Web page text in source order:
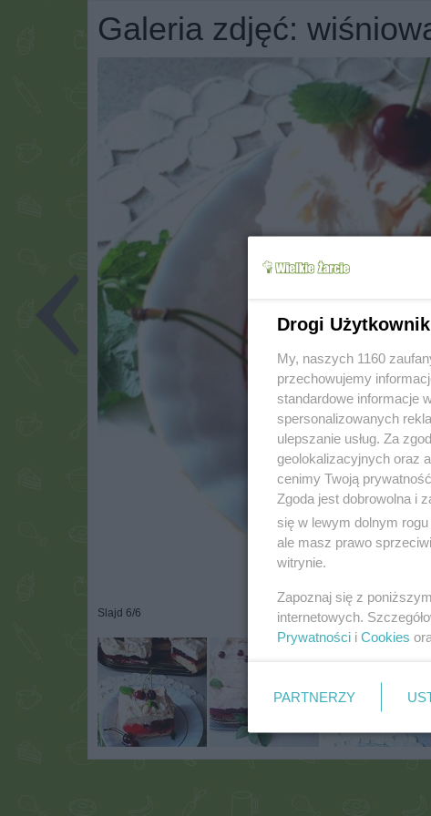
Galeria zdjęć:
Slajd 6/6
Drogi
My, naszych 1160
przechowujemy
standardowe informacje
spersonalizowanych
ulepszanie usług. Za
geolokalizacyjnych oraz
cenimy Twoją
Zgoda jest dobrowolna i
się w lewym dolnym
ale masz prawo
witrynie.
Zapoznaj się z
internetowych.
Prywatności i Cookies
PARTNERZY